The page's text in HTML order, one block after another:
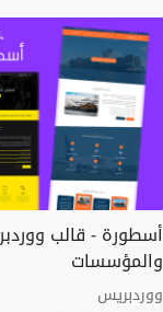
أسطورة - قالب
والمؤسسات
ووردبريس